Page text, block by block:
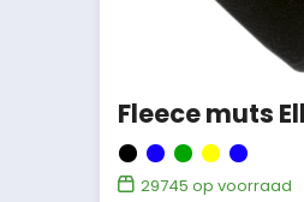
29745 op voorraad